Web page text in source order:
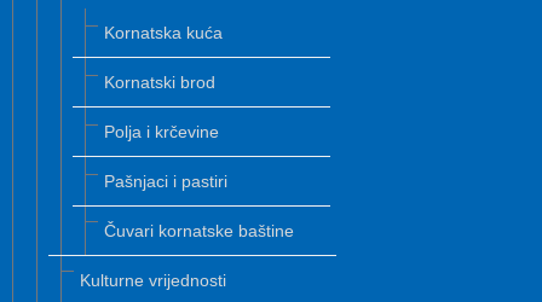
Kornatska kuća
Kornatski brod
Polja i krčevine
Pašnjaci i pastiri
Čuvari kornatske baštine
Kulturne vrijednosti